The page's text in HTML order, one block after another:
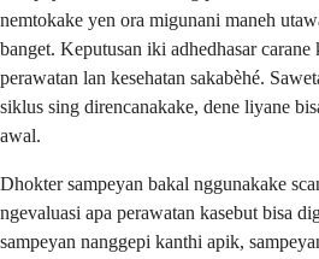
nemtokake yen ora migunani maneh
banget. Keputusan iki adhedhasar carane
perawatan lan kesehatan sakabèhé.
siklus sing direncanakake, dene liyane
awal.
Dhokter sampeyan bakal nggunakake
ngevaluasi apa perawatan kasebut bisa
sampeyan nanggepi kanthi apik,